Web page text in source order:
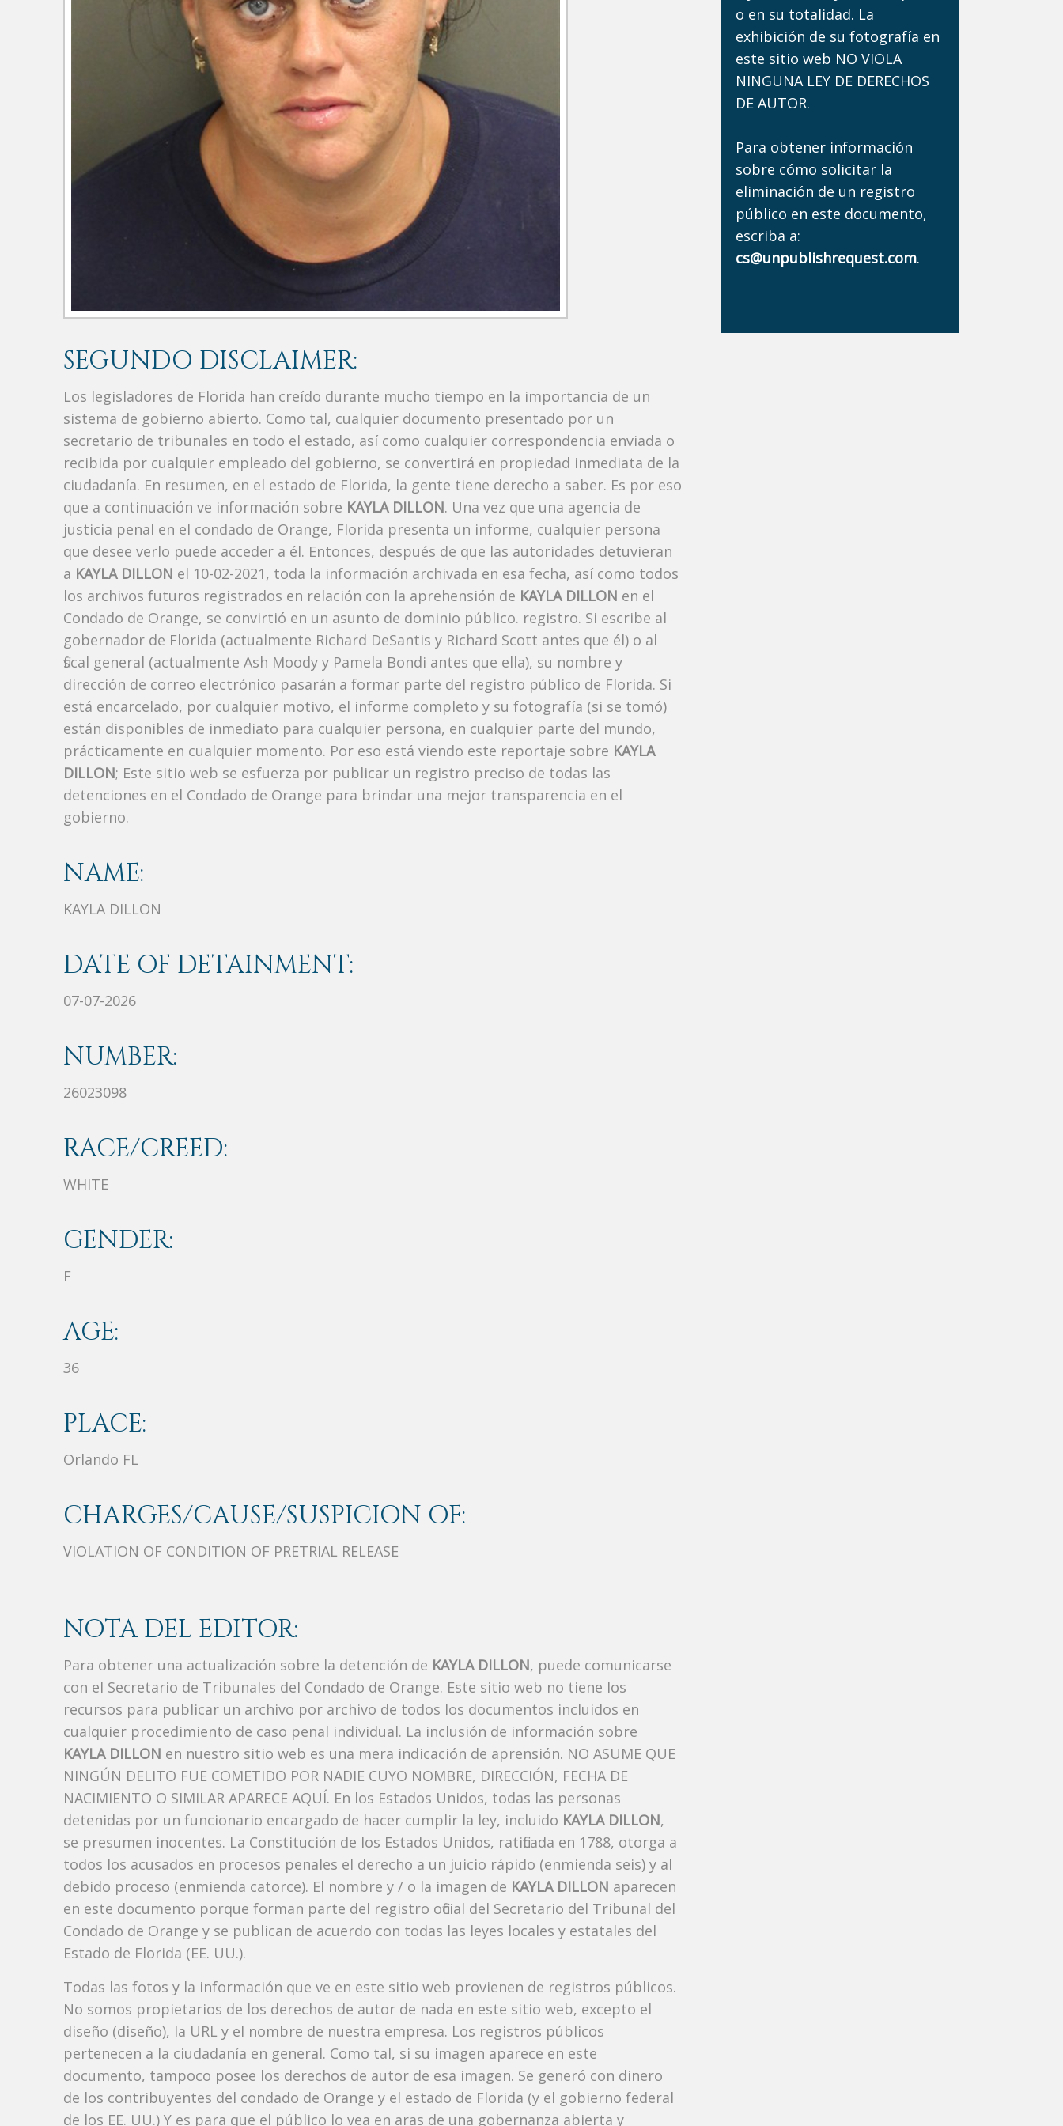
SEGUNDO DISCLAIMER:
Los legisladores de Florida han creído durante mucho tiempo en la importancia de un
sistema de gobierno abierto. Como tal, cualquier documento presentado por un
secretario de tribunales en todo el estado, así como cualquier correspondencia enviada o
recibida por cualquier empleado del gobierno, se convertirá en propiedad inmediata de la
ciudadanía. En resumen, en el estado de Florida, la gente tiene derecho a saber. Es por eso
que a continuación ve información sobre KAYLA DILLON. Una vez que una agencia de
justicia penal en el condado de Orange, Florida presenta un informe, cualquier persona
que desee verlo puede acceder a él. Entonces, después de que las autoridades detuvieran
a KAYLA DILLON el 10-02-2021, toda la información archivada en esa fecha, así como todos
los archivos futuros registrados en relación con la aprehensión de KAYLA DILLON en el
Condado de Orange, se convirtió en un asunto de dominio público. registro. Si escribe al
gobernador de Florida (actualmente Richard DeSantis y Richard Scott antes que él) o al
fiscal general (actualmente Ash Moody y Pamela Bondi antes que ella), su nombre y
dirección de correo electrónico pasarán a formar parte del registro público de Florida. Si
está encarcelado, por cualquier motivo, el informe completo y su fotografía (si se tomó)
están disponibles de inmediato para cualquier persona, en cualquier parte del mundo,
prácticamente en cualquier momento. Por eso está viendo este reportaje sobre KAYLA
DILLON; Este sitio web se esfuerza por publicar un registro preciso de todas las
detenciones en el Condado de Orange para brindar una mejor transparencia en el
gobierno.
NAME:
KAYLA DILLON
DATE OF DETAINMENT:
07-07-2026
NUMBER:
26023098
RACE/CREED:
WHITE
GENDER:
F
AGE:
36
PLACE:
Orlando FL
CHARGES/CAUSE/SUSPICION OF:
VIOLATION OF CONDITION OF PRETRIAL RELEASE
NOTA DEL EDITOR:
Para obtener una actualización sobre la detención de KAYLA DILLON, puede comunicarse
con el Secretario de Tribunales del Condado de Orange. Este sitio web no tiene los
recursos para publicar un archivo por archivo de todos los documentos incluidos en
cualquier procedimiento de caso penal individual. La inclusión de información sobre
KAYLA DILLON en nuestro sitio web es una mera indicación de aprensión. NO ASUME QUE
NINGÚN DELITO FUE COMETIDO POR NADIE CUYO NOMBRE, DIRECCIÓN, FECHA DE
NACIMIENTO O SIMILAR APARECE AQUÍ. En los Estados Unidos, todas las personas
detenidas por un funcionario encargado de hacer cumplir la ley, incluido KAYLA DILLON,
se presumen inocentes. La Constitución de los Estados Unidos, ratificada en 1788, otorga a
todos los acusados ​​en procesos penales el derecho a un juicio rápido (enmienda seis) y al
debido proceso (enmienda catorce). El nombre y / o la imagen de KAYLA DILLON aparecen
en este documento porque forman parte del registro oficial del Secretario del Tribunal del
Condado de Orange y se publican de acuerdo con todas las leyes locales y estatales del
Estado de Florida (EE. UU.).
Todas las fotos y la información que ve en este sitio web provienen de registros públicos.
No somos propietarios de los derechos de autor de nada en este sitio web, excepto el
diseño (diseño), la URL y el nombre de nuestra empresa. Los registros públicos
pertenecen a la ciudadanía en general. Como tal, si su imagen aparece en este
documento, tampoco posee los derechos de autor de esa imagen. Se generó con dinero
de los contribuyentes del condado de Orange y el estado de Florida (y el gobierno federal
de los EE. UU.) Y es para que el público lo vea en aras de una gobernanza abierta y
o en su totalidad. La
exhibición de su fotografía en
este sitio web NO VIOLA
NINGUNA LEY DE DERECHOS
DE AUTOR.
Para obtener información
sobre cómo solicitar la
eliminación de un registro
público en este documento,
escriba a:
cs@unpublishrequest.com.